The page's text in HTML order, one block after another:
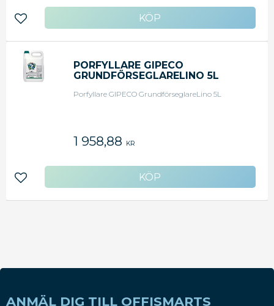
Oparfymerad - Dosering: Koncentrat - Utseende:
Lägg till i favoriter
PORFYLLARE GIPECO
GRUNDFÖRSEGLARELINO 5L
Porfyllare GIPECO GrundförseglareLino 5L
1 958,88 KR
Lägg till i favoriter
ANMÄL DIG TILL OFFISMARTS